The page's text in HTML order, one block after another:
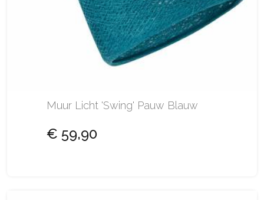
Muur Licht 'Swing' Pauw Blauw
€ 59,90